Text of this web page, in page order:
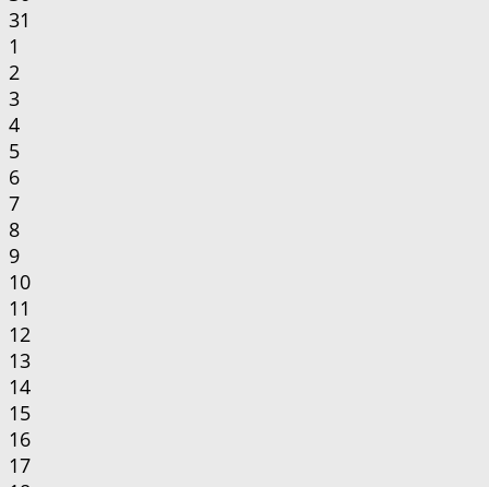
31
1
2
3
4
5
6
7
8
9
10
11
12
13
14
15
16
17